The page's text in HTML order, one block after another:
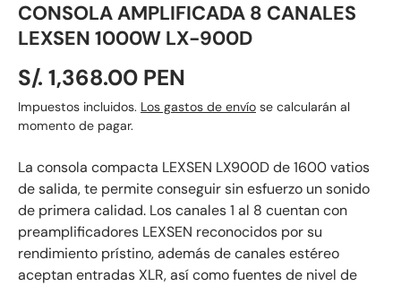
CONSOLA AMPLIFICADA 8 CANALES
LEXSEN 1000W LX-900D
S/. 1,368.00 PEN
Impuestos incluidos. Los gastos de envío se calcularán al
momento de pagar.
La consola compacta LEXSEN LX900D de 1600 vatios
de salida, te permite conseguir sin esfuerzo un sonido
de primera calidad. Los canales 1 al 8 cuentan con
preamplificadores LEXSEN reconocidos por su
rendimiento prístino, además de canales estéreo
aceptan entradas XLR, así como fuentes de nivel de